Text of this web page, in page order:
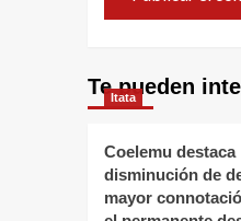
Te pueden
Itata
Coelemu destaca
disminución de
mayor